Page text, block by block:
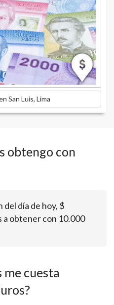
San Luis, Lima
obtengo con
del día de hoy, $
a obtener con 10.000
me cuesta